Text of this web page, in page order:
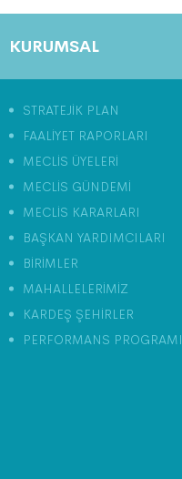
KURUMSAL
STRATEJİK PLAN
FAALİYET RAPORLARI
MECLİS ÜYELERİ
MECLİS GÜNDEMİ
MECLİS KARARLARI
BAŞKAN YARDIMCILARI
BİRİMLER
MAHALLELERİMİZ
KARDEŞ ŞEHİRLER
PERFORMANS PROGRAMI